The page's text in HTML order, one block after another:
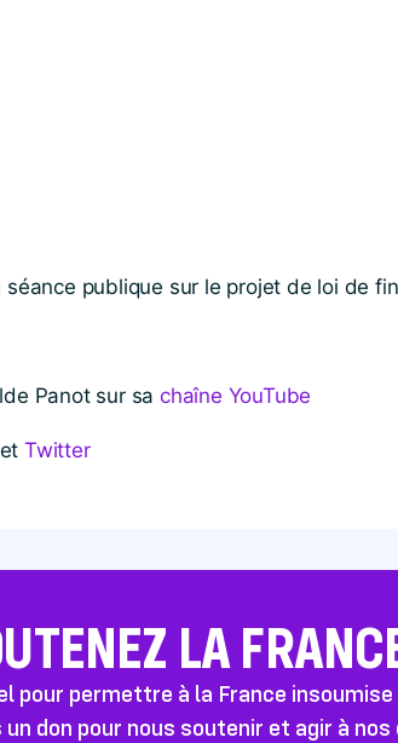
séance publique sur le projet de loi de
Panot sur sa chaîne YouTube
etTwitter
LA
pour permettre à la France
un don pour nous soutenir et agir à